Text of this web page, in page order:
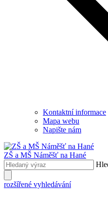
Kontaktní informace
Mapa webu
Napište nám
ZŠ a MŠ Náměšť na Hané
rozšířené vyhledávání